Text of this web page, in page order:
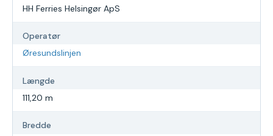
HH Ferries Helsingør ApS
Operatør
Øresundslinjen
Længde
111,20 m
Bredde